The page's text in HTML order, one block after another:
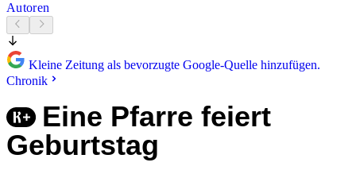
Autoren
Kleine Zeitung als bevorzugte Google-Quelle hinzufügen.
Chronik
Eine Pfarre feiert
Geburtstag